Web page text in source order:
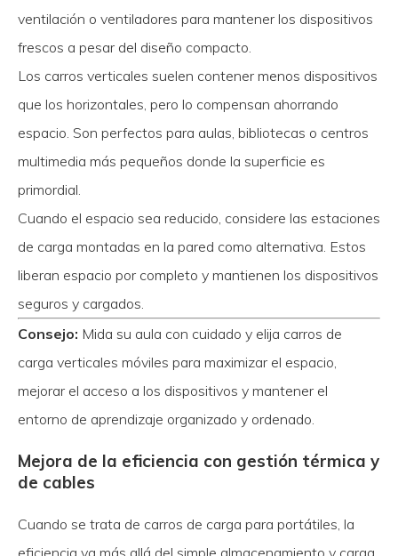
ventilación o ventiladores para mantener los dispositivos
frescos a pesar del diseño compacto.
Los carros verticales suelen contener menos dispositivos
que los horizontales, pero lo compensan ahorrando
espacio. Son perfectos para aulas, bibliotecas o centros
multimedia más pequeños donde la superficie es
primordial.
Cuando el espacio sea reducido, considere las estaciones
de carga montadas en la pared como alternativa. Estos
liberan espacio por completo y mantienen los dispositivos
seguros y cargados.
Consejo: Mida su aula con cuidado y elija carros de
carga verticales móviles para maximizar el espacio,
mejorar el acceso a los dispositivos y mantener el
entorno de aprendizaje organizado y ordenado.
Mejora de la eficiencia con gestión térmica y
de cables
Cuando se trata de carros de carga para portátiles, la
eficiencia va más allá del simple almacenamiento y carga